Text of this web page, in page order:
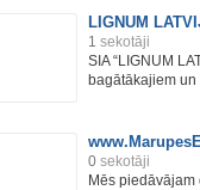
LIGNUM
1 sekotāji
SIA “LIGNUM
bagātākajiem
0 sekotāji
Mēs